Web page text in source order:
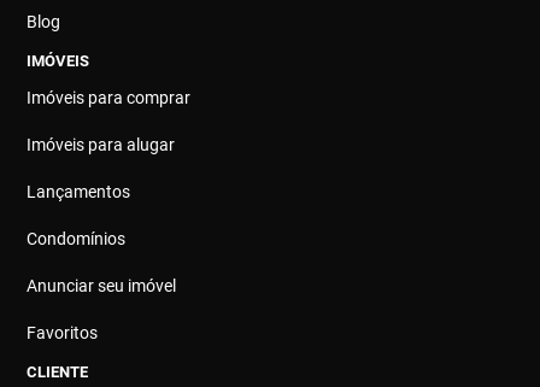
Blog
IMÓVEIS
Imóveis para comprar
Imóveis para alugar
Lançamentos
Condomínios
Anunciar seu imóvel
Favoritos
CLIENTE